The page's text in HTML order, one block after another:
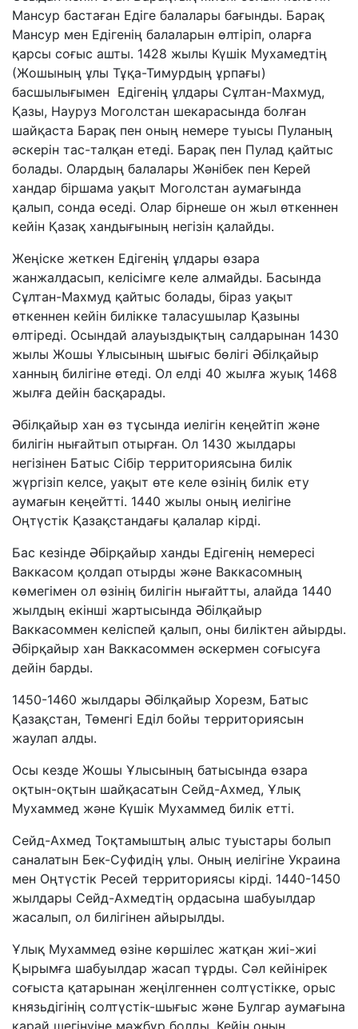
Мансур бастаған Едіге балалары бағынды. Барақ
Мансур мен Едігенің балаларын өлтіріп, оларға
қарсы соғыс ашты. 1428 жылы Күшік Мухамедтің
(Жошының ұлы Тұқа-Тимурдың ұрпағы)
басшылығымен Едігенің ұлдары Сұлтан-Махмуд,
Қазы, Науруз Моголстан шекарасында болған
шайқаста Барақ пен оның немере туысы Пуланың
әскерін тас-талқан етеді. Барақ пен Пулад қайтыс
болады. Олардың балалары Жәнібек пен Керей
хандар біршама уақыт Моголстан аумағында
қалып, сонда өседі. Олар бірнеше он жыл өткеннен
кейін Қазақ хандығының негізін қалайды.
Жеңіске жеткен Едігенің ұлдары өзара
жанжалдасып, келісімге келе алмайды. Басында
Сұлтан-Махмуд қайтыс болады, біраз уақыт
өткеннен кейін билікке таласушылар Қазыны
өлтіреді. Осындай алауыздықтың салдарынан 1430
жылы Жошы Ұлысының шығыс бөлігі Әбілқайыр
ханның билігіне өтеді. Ол елді 40 жылға жуық 1468
жылға дейін басқарады.
Әбілқайыр хан өз тұсында иелігін кеңейтіп және
билігін нығайтып отырған. Ол 1430 жылдары
негізінен Батыс Сібір территориясына билік
жүргізіп келсе, уақыт өте келе өзінің билік ету
аумағын кеңейтті. 1440 жылы оның иелігіне
Оңтүстік Қазақстандағы қалалар кірді.
Бас кезінде Әбірқайыр ханды Едігенің немересі
Ваккасом қолдап отырды және Ваккасомның
көмегімен ол өзінің билігін нығайтты, алайда 1440
жылдың екінші жартысында Әбілқайыр
Ваккасоммен келіспей қалып, оны биліктен айырды.
Әбірқайыр хан Ваккасоммен әскермен соғысуға
дейін барды.
1450-1460 жылдары Әбілқайыр Хорезм, Батыс
Қазақстан, Төменгі Еділ бойы территориясын
жаулап алды.
Осы кезде Жошы Ұлысының батысында өзара
оқтын-оқтын шайқасатын Сейд-Ахмед, Ұлық
Мухаммед және Күшік Мухаммед билік етті.
Сейд-Ахмед Тоқтамыштың алыс туыстары болып
саналатын Бек-Суфидің ұлы. Оның иелігіне Украина
мен Оңтүстік Ресей территориясы кірді. 1440-1450
жылдары Сейд-Ахмедтің ордасына шабуылдар
жасалып, ол билігінен айырылды.
Ұлық Мухаммед өзіне көршілес жатқан жиі-жиі
Қырымға шабуылдар жасап тұрды. Сәл кейінірек
соғыста қатарынан жеңілгеннен солтүстікке, орыс
князьдігінің солтүстік-шығыс және Булгар аумағына
қарай шегінуіне мәжбүр болды. Кейін оның